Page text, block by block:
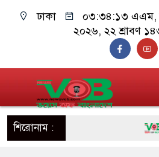
ঢাকা ০৩:৩৪:১৪ এএম,
২০২৬, ২২ শ্রাবণ
শিরোনাম :